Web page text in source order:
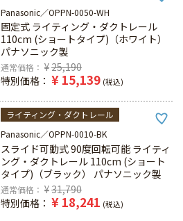
Panasonic
OPPN-0050-WH
固定式 ライティング・ダクトレール
110cm (ショートタイプ)（ホワイト）
パナソニック製
通常価格 ¥25,190
特別価格
¥ 15,139 税込
ライティング・ダクトレール
Panasonic
OPPN-0010-BK
スライド可動式 90度回転可能 ライティ
ング・ダクトレール 110cm (ショート
タイプ)（ブラック） パナソニック製
通常価格 ¥31,790
特別価格
¥ 18,241 税込